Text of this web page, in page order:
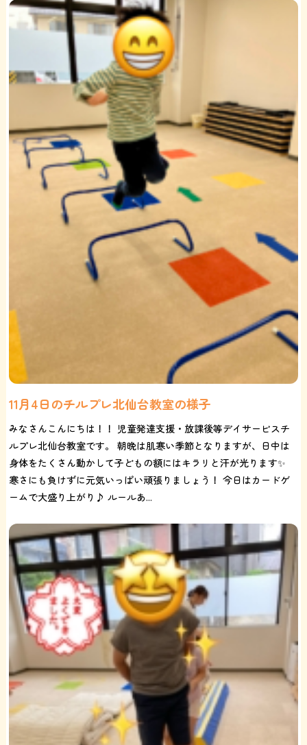
11月4日のチルプレ北仙台教室の様子
みなさんこんにちは！！ 児童発達支援・放課後等デイサービスチ
ルプレ北仙台教室です。 朝晩は肌寒い季節となりますが、日中は
身体をたくさん動かして子どもの額にはキラリと汗が光ります✨
寒さにも負けずに元気いっぱい頑張りましょう！ 今日はカードゲ
ームで大盛り上がり♪ ルールあ...